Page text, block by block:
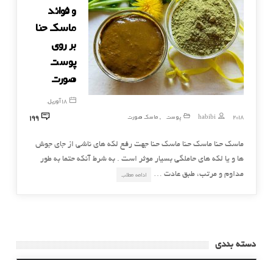
و فوائد
ماسک حنا
بر روی
پوست
صورت
18 آوریل,
2018
habibi پوست , ماسک صورت 199
ماسک حنا ماسک حنا ماسک حنا جهت رفع لکه های ناشی از جای جوش
ها و یا لکه های حاملگی بسیار موثر است . به شرط آنکه حتما به طور
مداوم و مرتب، طبق عادت …
ادامه مطلب
دسته بندی